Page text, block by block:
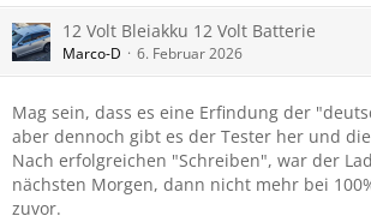
12 Volt Bleiakku 12 Volt Batterie
Marco-D 6. Februar 2026
Mag sein, dass es eine Erfindung der
aber dennoch gibt es der Tester her und
Nach erfolgreichen "Schreiben", war der
nächsten Morgen, dann nicht mehr bei
zuvor.